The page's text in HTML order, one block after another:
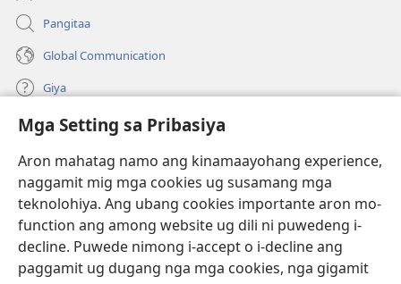
Mga Setting sa Pribasiya
Aron mahatag namo ang kinamaayohang experience,
naggamit mig mga cookies ug susamang mga
teknolohiya. Ang ubang cookies importante aron mo-
function ang among website ug dili ni puwedeng i-
decline. Puwede nimong i-accept o i-decline ang
paggamit ug dugang nga mga cookies, nga gigamit
Pangitaa
Global Communication
Giya
Donasyon
(mo-
open
bag-
ong
window)
Watchtower ONLINE NGA LIBRARYA
(mo-
open
ug
bag-
window)
JW Hub
(mo-
open
ug
JW Library